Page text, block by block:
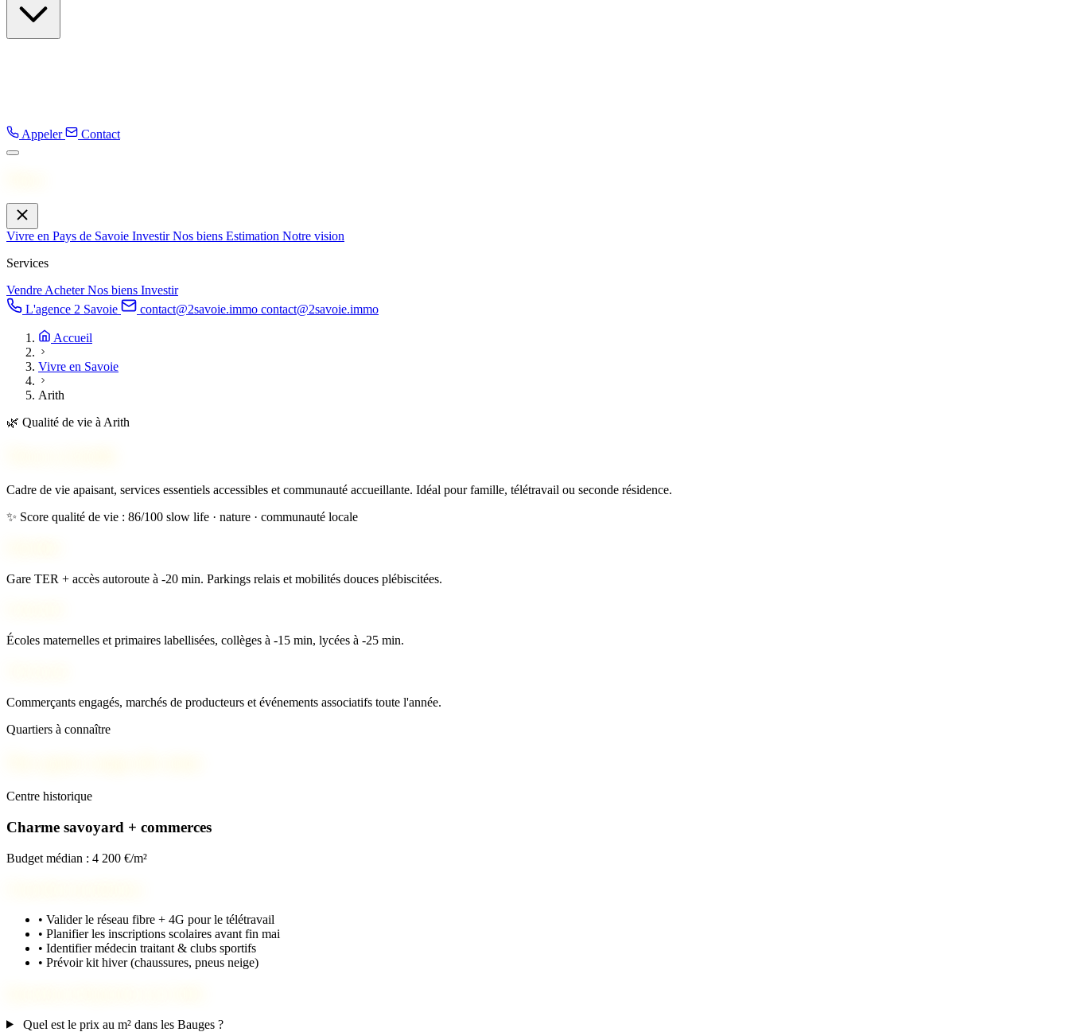
Appeler Contact
Vivre en Pays de Savoie InvestirNos biens Estimation Notre vision
Services
VendreAcheterNos biens Investir
L'agence 2 Savoie
contact@2savoie.immo contact@2savoie.immo
Accueil
Vivre en Savoie
Arith
🌿 Qualité de vie à Arith
Cadre de vie apaisant, services essentiels accessibles et communauté accueillante. Idéal pour famille, télétravail ou seconde résidence.
✨ Score qualité de vie : 86/100 slow life · nature · communauté locale
Gare TER + accès autoroute à -20 min. Parkings relais et mobilités douces plébiscitées.
Écoles maternelles et primaires labellisées, collèges à -15 min, lycées à -25 min.
Commerçants engagés, marchés de producteurs et événements associatifs toute l'année.
Quartiers à connaître
Centre historique
Charme savoyard + commerces
Budget médian : 4 200 €/m²
• Valider le réseau fibre + 4G pour le télétravail
• Planifier les inscriptions scolaires avant fin mai
• Identifier médecin traitant & clubs sportifs
• Prévoir kit hiver (chaussures, pneus neige)
Quel est le prix au m² dans les Bauges ?